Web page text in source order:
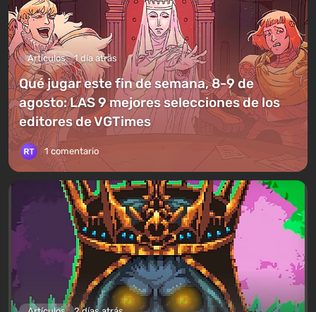
Artículos 1 día atrás
Qué jugar este fin de semana, 8-9 de
agosto: LAS 9 mejores selecciones de los
editores de VGTimes
1 comentario